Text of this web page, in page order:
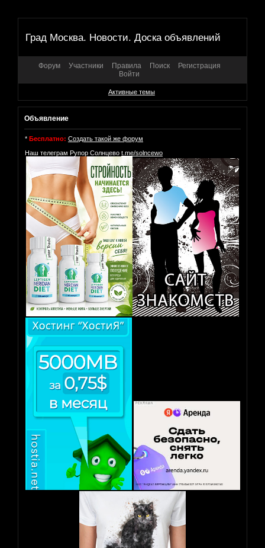
Град Москва. Новости. Доска объявлений
Форум Участники Правила Поиск
Регистрация
Войти
Активные темы
Объявление
* Бесплатно: Создать такой же форум
Наш телеграм Рупор Солнцево t.me/solncewo